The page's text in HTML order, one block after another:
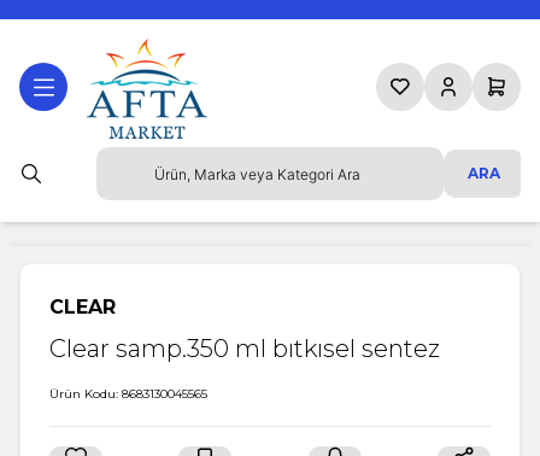
ARA
Favorilerim
HesabımSepetim
CLEAR
Clear samp.350 ml bıtkısel sentez
Ürün Kodu: 8683130045565